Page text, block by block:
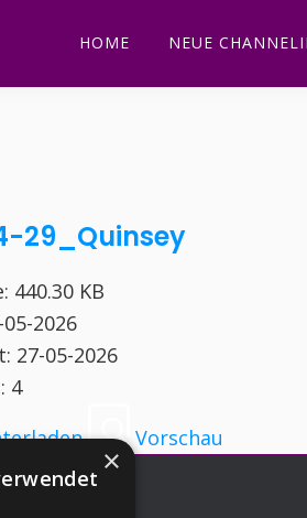
HOME NEUE
29_Quinsey
440.30 KB
2026
27-05-2026
4
Vorschau
×